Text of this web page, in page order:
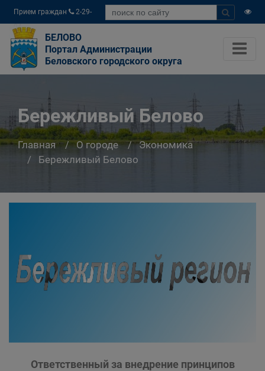
Прием граждан
2-29-
04
БЕЛОВО
Портал Администрации
Беловского городского округа
Бережливый Белово
Главная О городе
Экономика
Бережливый Белово
Ответственный за внедрение принципов